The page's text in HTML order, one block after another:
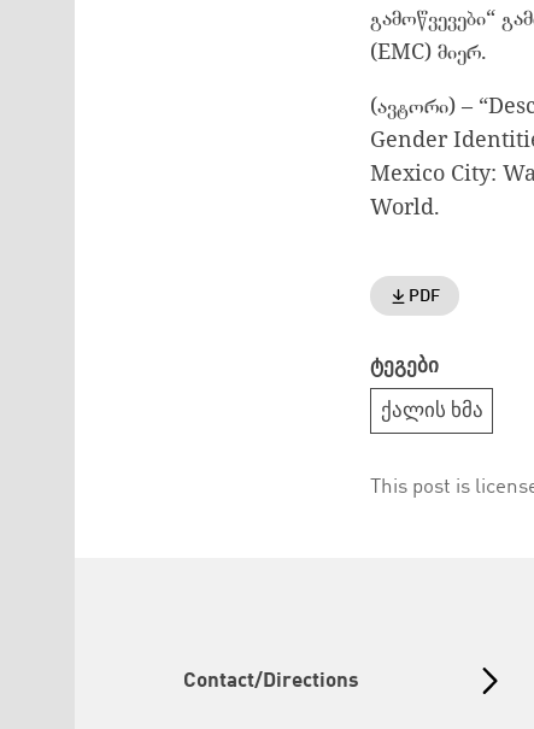
გამოწვევები“
(EMC) მიერ.
(ავტორი) –
Gender
Mexico City:
World.
PDF
ტეგები
ქალის ხმა
This post is
Contact/Directions